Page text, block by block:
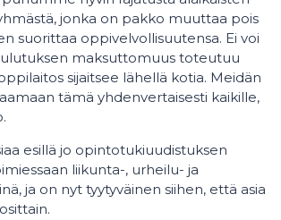
jonka on pakko muuttaa pois
suorittaa oppivelvollisuutensa. Ei voi
maksuttomuus toteutuu
sijaitsee lähellä kotia. Meidän
tämä yhdenvertaisesti kaikille,
esillä jo opintotukiuudistuksen
liikunta-, urheilu- ja
ja on nyt tyytyväinen siihen, että asia